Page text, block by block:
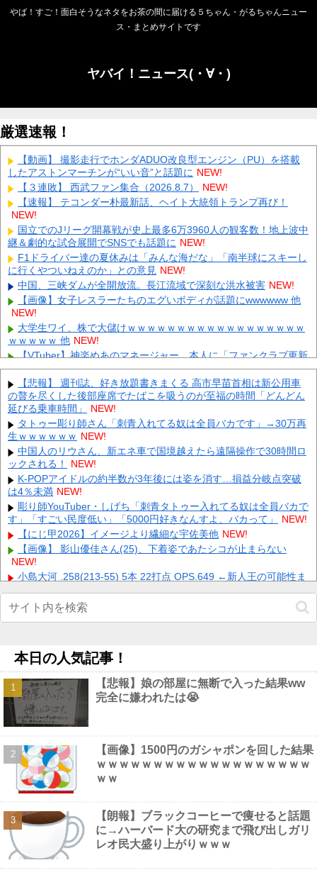
やば！すご！面白そうなネタをお茶の間に届ける５ちゃん・がるちゃんニュー
ス・まとめサイトです
ヤバイ！ニュース(・∀・)
厳選速報！
【動画】 撮影走行でホンダADUO改良型エンジン（PU）を搭載
したアストンマーチンが“いい音”と話題に NEW!
【３連敗】 西武ファン集合（2026.8.7）
NEW!
【速報】 テコンダー朴最新話、ヘイト大統領トランプ再び！
NEW!
国立でのJリーグ開幕戦が史上最多6万3960人の観客数！地上波中
継＆劇的な試合展開でSNSでも話題に NEW!
F1ドライバー達の夏休みは「みんな海だな」「南半球にスキーし
に行くやついねえのか」との意見 NEW!
中国、三峡ダムが全開放流。長江流域で深刻な洪水被害 NEW!
【画像】女子レスラーたちのエグいボディが話題にwwwwww 他
NEW!
大学生ワイ、株で大儲けｗｗｗｗｗｗｗｗｗｗｗｗｗｗｗｗｗｗ
ｗｗｗｗｗ 他 NEW!
【VTuber】神楽めあのマネージャー、本人に「ファンクラブ更新
して」と頼み続ける → なぜか自分も記事を書くことになっ... NEW!
【必見】破界の星墓 全15クエストのガチパまとめが公開 他
NEW!
【日本ハム】有原航平が１０００奪三振達成 他
【動画】 町の中華料理屋さん、娘の採用で人気店になってしまう
NEW!
ロシアさん、国民の財産を没収しはじめる NEW!
【画像】 全身入れ墨の彫り師、『とんでもない正論』を吐いて30
万再生されてしまうｗｗｗｗｗｗｗ NEW!
【悲報】 明日、飛田給とかいう謎の場所に行くんやが何があるん
や????・・・・・・・・・ NEW!
Powered by livedoor 相互RSS
【悲報】 週刊誌、好き放題書きまくる 高市早苗首相は新公用車
の贅を尽くした後部座席でたばこを吸うのが至福の時間「どんどん
延びる乗車時間」
NEW!
タトゥー彫り師さん「刺青入れてる奴は全員バカです」→30万再
生ｗｗｗｗｗｗ NEW!
中国人のリウさん、新エネ車で国境越えたら遠隔操作で30時間ロ
ックされる！
NEW!
K-POPアイドルの約半数が3年後には姿を消す…損益分岐点突破
は4％未満 NEW!
彫り師YouTuber・しげち「刺青タトゥー入れてる奴は全員バカで
す」「すごい民度低い」「5000円好きなんすよ、バカって」
NEW!
【にじ甲2026】イメージより繊細な宇佐美他 NEW!
【画像】 影山優佳さん(25)、下着姿であたシコが止まらない
NEW!
小島大河 .258(213-55) 5本 22打点 OPS.649 ←新人王の可能性ま
【画像】 女優・水崎綾女、R-15指定映画で乳首解禁、しかもピ
ンと立ってる
NEW!
【動画】 全裸女子のシャワーシーンがYouTubeで見れると話題に
なってしまうｗｗｗｗｗｗ NEW!
【フレームアームズ・ガール】「ミヅキ School Swimsuits ホワイ
トVer.」プラモデル【明日予約開始】他
ルビィちゃんの声優、浜ちゃんにイジられてから歯車が狂いだし
【画像】 こういう乳と付き合いたいｗｗｗ
NEW!
【画像】 Instagram女子さん、がっつりマンスジ写しててエ□すぎ
るｗｗｗｗｗｗ
NEW!
Powered by livedoor 相互RSS
本日の人気記事！
【悲報】娘の部屋に無断で入った結果ww
完全に嫌われたは😭
【画像】1500円のガシャポンを回した結果
ｗｗｗｗｗｗｗｗｗｗｗｗｗｗｗｗｗｗｗ
ｗｗ
【朗報】ブラックコーヒーで痩せると話題
に→ハーバード大の研究まで飛び出しガリ
レオ民大盛り上がりｗｗｗ